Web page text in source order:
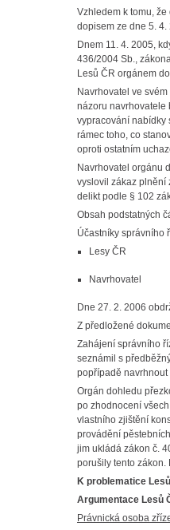
Vzhledem k tomu,
dopisem ze dne 5.
Dnem 11. 4. 2005,
436/2004 Sb.,
Lesů ČR orgánem
Navrhovatel ve
názoru navrhovatele
vypracování nabídky
rámec toho, co
oproti ostatním
Navrhovatel orgánu
vyslovil zákaz plnění
delikt podle § 102
Obsah podstatných
Účastníky správního
Lesy ČR
Navrhovatel
Dne 27. 2. 2006
Z předložené
Zahájení správního
seznámil s
popřípadě
Orgán dohledu
po zhodnocení
vlastního zjištění
provádění
jim ukládá zákon č.
porušily tento
K problematice
Argumentace Lesů
Právnická osoba